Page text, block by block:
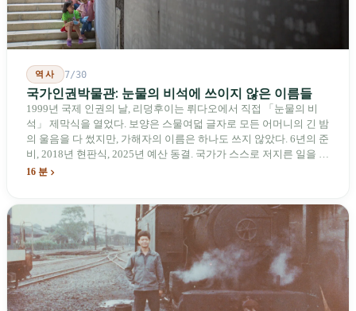
역사 7/30
국가인권박물관: 눈물의 비석에 쓰이지 않은 이름들
1999년 국제 인권의 날, 리덩후이는 뤼다오에서 직접 「눈물의 비
석」 제막식을 열었다. 보양은 스물여덟 글자로 모든 어머니의 긴 밤
의 울음을 다 썼지만, 가해자의 이름은 하나도 쓰지 않았다. 6년의 준
비, 2018년 현판식, 2025년 예산 동결. 국가가 스스로 저지른 일을 기
념하기 위해 스스로 세운 박물관. 계엄 해제 39년 동안 사법 재판을
16 분